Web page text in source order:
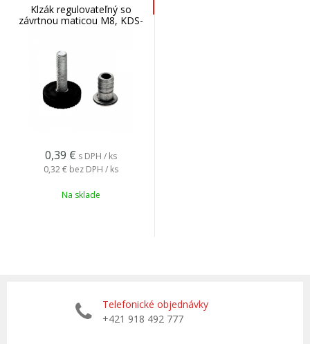
Klzák regulovateľný so
závrtnou maticou M8, KDS-
0,39 € s DPH / ks
0,32 € bez DPH / ks
Na sklade
Telefonické objednávky
+421 918 492 777